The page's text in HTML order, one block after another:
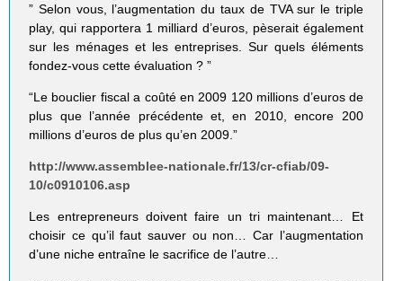
” Selon vous, l’augmentation du taux de TVA sur le triple
play, qui rapportera 1 milliard d’euros, pèserait également
sur les ménages et les entreprises. Sur quels éléments
fondez-vous cette évaluation ? ”
“Le bouclier fiscal a coûté en 2009 120 millions d’euros de
plus que l’année précédente et, en 2010, encore 200
millions d’euros de plus qu’en 2009.”
http://www.assemblee-nationale.fr/13/cr-cfiab/09-
10/c0910106.asp
Les entrepreneurs doivent faire un tri maintenant… Et
choisir ce qu’il faut sauver ou non… Car l’augmentation
d’une niche entraîne le sacrifice de l’autre…